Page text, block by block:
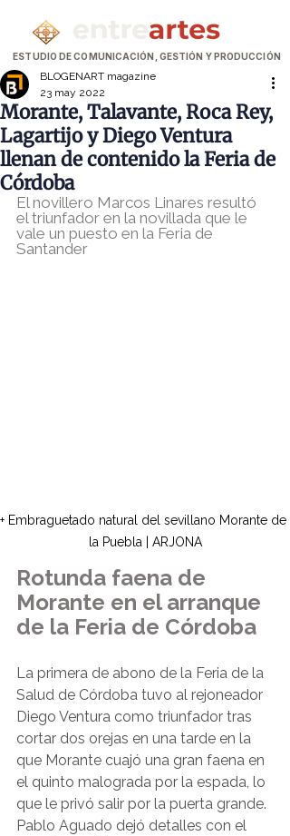
ESTUDIO DE COMUNICACIÓN, GESTIÓN Y PRODUCCIÓN
Morante, Talavante, Roca Rey,
Lagartijo y Diego Ventura
llenan de contenido la Feria de
Córdoba
BLOGENART magazine
23 may 2022
El novillero Marcos Linares resultó
el triunfador en la novillada que le
vale un puesto en la Feria de
Santander
+ Embraguetado natural del sevillano Morante de
la Puebla | ARJONA
Rotunda faena de
Morante en el arranque
de la Feria de Córdoba
La primera de abono de la Feria de la
Salud de Córdoba tuvo al rejoneador
Diego Ventura como triunfador tras
cortar dos orejas en una tarde en la
que Morante cuajó una gran faena en
el quinto malograda por la espada, lo
que le privó salir por la puerta grande.
Pablo Aguado dejó detalles con el